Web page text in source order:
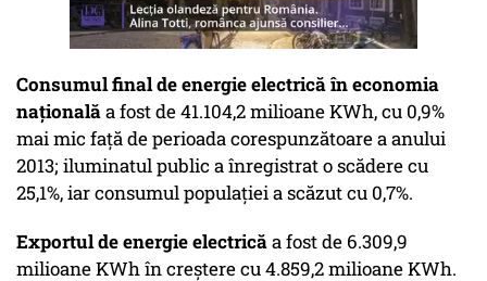
Consumul final de energie electrică în economia
naţionalăa fost de 41.104,2 milioane KWh, cu 0,9%
mai mic faţă de perioada corespunzătoare a anului
2013; iluminatul public a înregistrat o scădere cu
25,1%, iar consumul populaţiei a scăzut cu 0,7%.
Exportul de energie electricăa fost de 6.309,9
milioane KWh în creştere cu 4.859,2 milioane KWh.